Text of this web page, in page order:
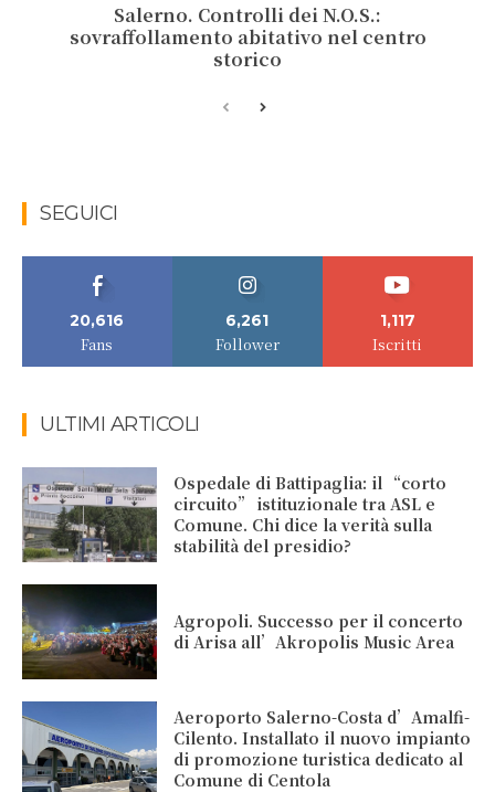
Salerno. Controlli dei N.O.S.:
sovraffollamento abitativo nel centro
storico
SEGUICI
20,616
Fans
6,261
Follower
1,117
Iscritti
ULTIMI ARTICOLI
Ospedale di Battipaglia: il “corto
circuito” istituzionale tra ASL e
Comune. Chi dice la verità sulla
stabilità del presidio?
Agropoli. Successo per il concerto
di Arisa all’Akropolis Music Area
Aeroporto Salerno-Costa d’Amalfi-
Cilento. Installato il nuovo impianto
di promozione turistica dedicato al
Comune di Centola